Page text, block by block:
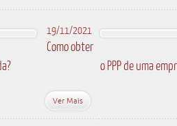
19/11/2021
Como obter
Ver Mais
o PPP de uma